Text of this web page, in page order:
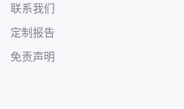
联系我们
定制报告
免责声明